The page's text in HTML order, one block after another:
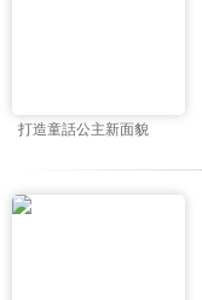
打造童話公主新面貌